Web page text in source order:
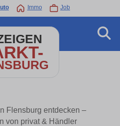
Immo Job
Flensburg entdecken –
von privat & Händler